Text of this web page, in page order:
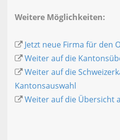
Weitere Möglichkeiten:
Jetzt neue Firma für den
Weiter auf die
Weiter auf die
Kantonsauswahl
Weiter auf die Übersicht